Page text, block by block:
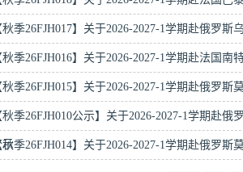
秋季26FJH017】关于2026-2027-1学期赴俄罗
秋季26FJH016】关于2026-2027-1学期赴法国南
秋季26FJH015】关于2026-2027-1学期赴俄罗
秋季26FJH010公示】关于2026-2027-1学期赴
示
秋季26FJH014】关于2026-2027-1学期赴俄罗